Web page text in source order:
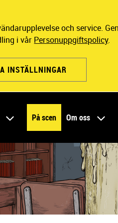
och service.
i vår Personuppgiftspolicy.
INSTÄLLNINGAR
På scen Om oss